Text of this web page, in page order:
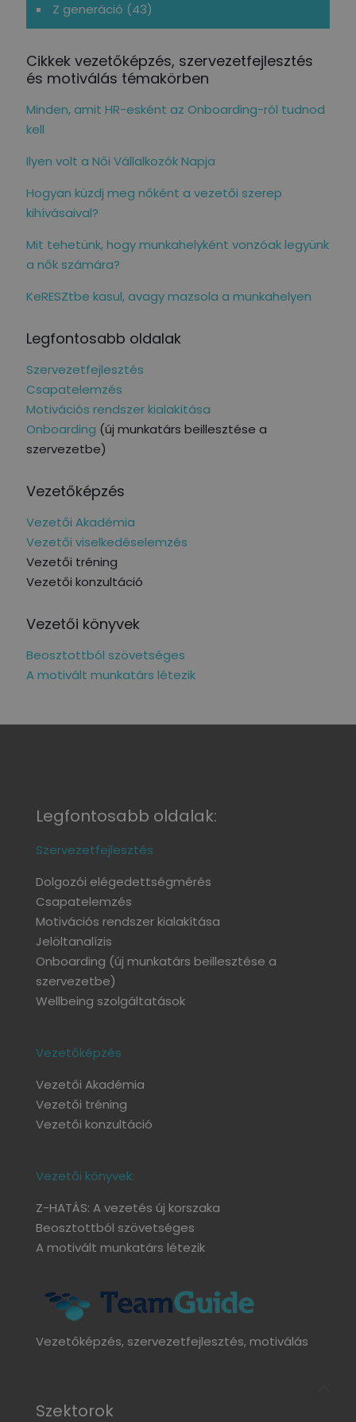
Z generáció (43)
Cikkek vezetőképzés, szervezetfejlesztés
és motiválás témakörben
Minden, amit HR-esként az Onboarding-ról tudnod
kell
Ilyen volt a Női Vállalkozók Napja
Hogyan küzdj meg nőként a vezetői szerep
kihívásaival?
Mit tehetünk, hogy munkahelyként vonzóak legyünk
a nők számára?
KeRESZtbe kasul, avagy mazsola a munkahelyen
Legfontosabb oldalak
Szervezetfejlesztés
Csapatelemzés
Motivációs rendszer kialakítása
Onboarding (új munkatárs beillesztése a
szervezetbe)
Vezetőképzés
Vezetői Akadémia
Vezetői viselkedéselemzés
Vezetői tréning
Vezetői konzultáció
Vezetői könyvek
Beosztottból szövetséges
A motivált munkatárs létezik
Legfontosabb oldalak:
Szervezetfejlesztés
Dolgozói elégedettségmérés
Csapatelemzés
Motivációs rendszer kialakítása
Jelöltanalízis
Onboarding (új munkatárs beillesztése a
szervezetbe)
Wellbeing szolgáltatások
Vezetőképzés
Vezetői Akadémia
Vezetői tréning
Vezetői konzultáció
Vezetői könyvek:
Z-HATÁS: A vezetés új korszaka
Beosztottból szövetséges
A motivált munkatárs létezik
Vezetőképzés, szervezetfejlesztés, motiválás
Szektorok